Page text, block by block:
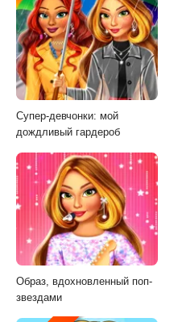
Супер-девчонки: мой
дождливый гардероб
Образ, вдохновленный поп-
звездами